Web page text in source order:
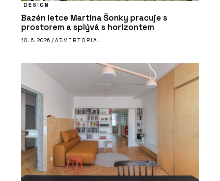
DESIGN
Bazén letce Martina Šonky pracuje s
prostorem a splývá s horizontem
10. 6. 2026 / ADVERTORIAL